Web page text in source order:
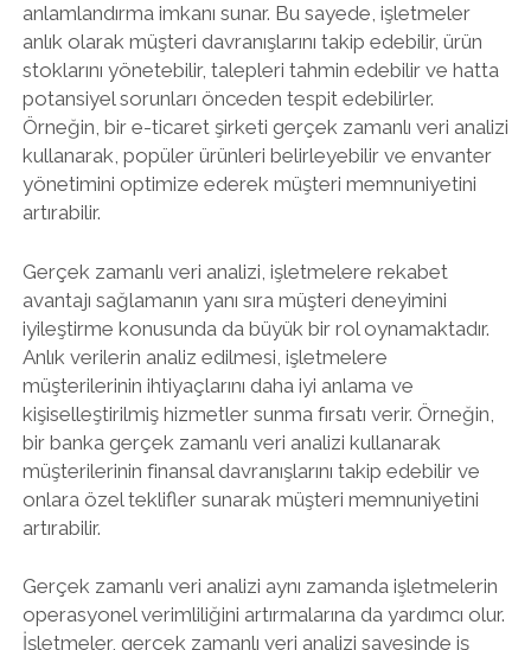
anlamlandırma imkanı sunar. Bu sayede, işletmeler
anlık olarak müşteri davranışlarını takip edebilir, ürün
stoklarını yönetebilir, talepleri tahmin edebilir ve hatta
potansiyel sorunları önceden tespit edebilirler.
Örneğin, bir e-ticaret şirketi gerçek zamanlı veri analizi
kullanarak, popüler ürünleri belirleyebilir ve envanter
yönetimini optimize ederek müşteri memnuniyetini
artırabilir.
Gerçek zamanlı veri analizi, işletmelere rekabet
avantajı sağlamanın yanı sıra müşteri deneyimini
iyileştirme konusunda da büyük bir rol oynamaktadır.
Anlık verilerin analiz edilmesi, işletmelere
müşterilerinin ihtiyaçlarını daha iyi anlama ve
kişiselleştirilmiş hizmetler sunma fırsatı verir. Örneğin,
bir banka gerçek zamanlı veri analizi kullanarak
müşterilerinin finansal davranışlarını takip edebilir ve
onlara özel teklifler sunarak müşteri memnuniyetini
artırabilir.
Gerçek zamanlı veri analizi aynı zamanda işletmelerin
operasyonel verimliliğini artırmalarına da yardımcı olur.
İşletmeler, gerçek zamanlı veri analizi sayesinde iş